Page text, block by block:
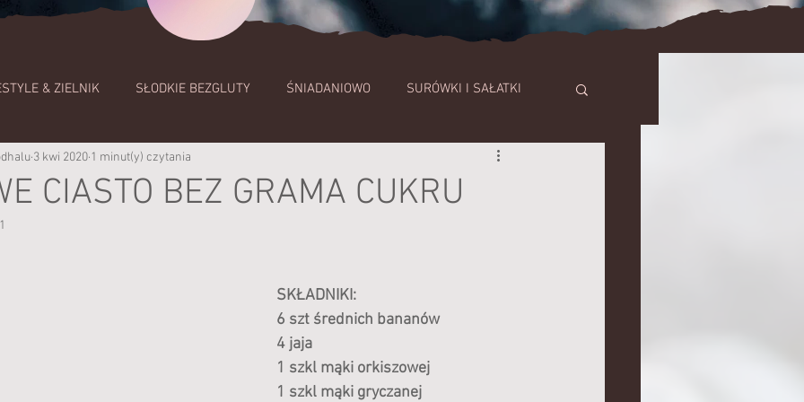
& ZIELNIK SŁODKIE BEZGLUTY ŚNIADANIOWO SURÓWKI I SAŁATKI
PRZETWORY MLECZNE
COŚ
CIASTO BEZ GRAMA CUKRU
3 kwi 2020 1 minut(y) czytania
SKŁADNIKI:
6 szt średnich bananów
4 jaja
1 szkl mąki orkiszowej
1 szkl mąki gryczanej